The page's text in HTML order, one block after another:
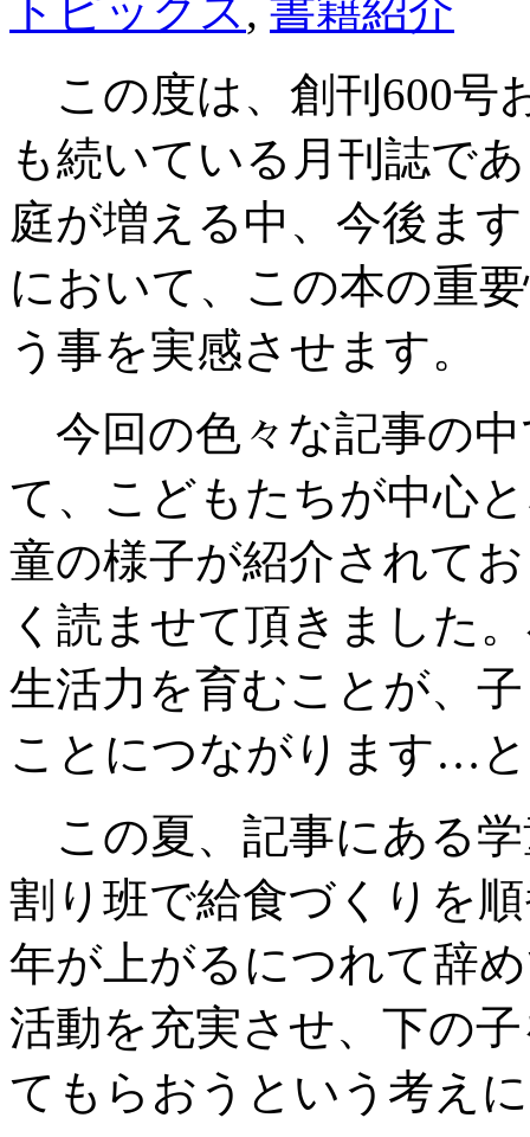
トピックス, 書籍紹介
この度は、創刊 600号
も続いている月刊誌で
庭が増える中、今後ま
において、この本の重
う事を実感させます。
今回の色々な記事の中
て、こどもたちが中心
童の様子が紹介されて
く読ませて頂きました
生活力を育むことが、
ことにつながります…
この夏、記事にある
割り班で給食づくりを
年が上がるにつれて辞
活動を充実させ、下の
てもらおうという考え